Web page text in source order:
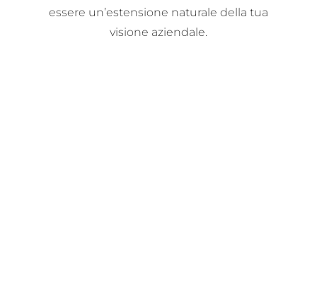
essere un’estensione naturale della tua
visione aziendale.